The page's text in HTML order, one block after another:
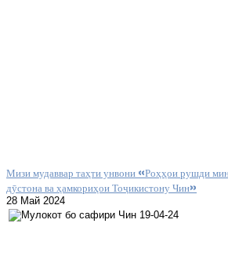
Мизи мудаввар таҳти унвони «Роҳҳои рушди
дӯстона ва ҳамкориҳои Тоҷикистону Чин»
28 Май 2024